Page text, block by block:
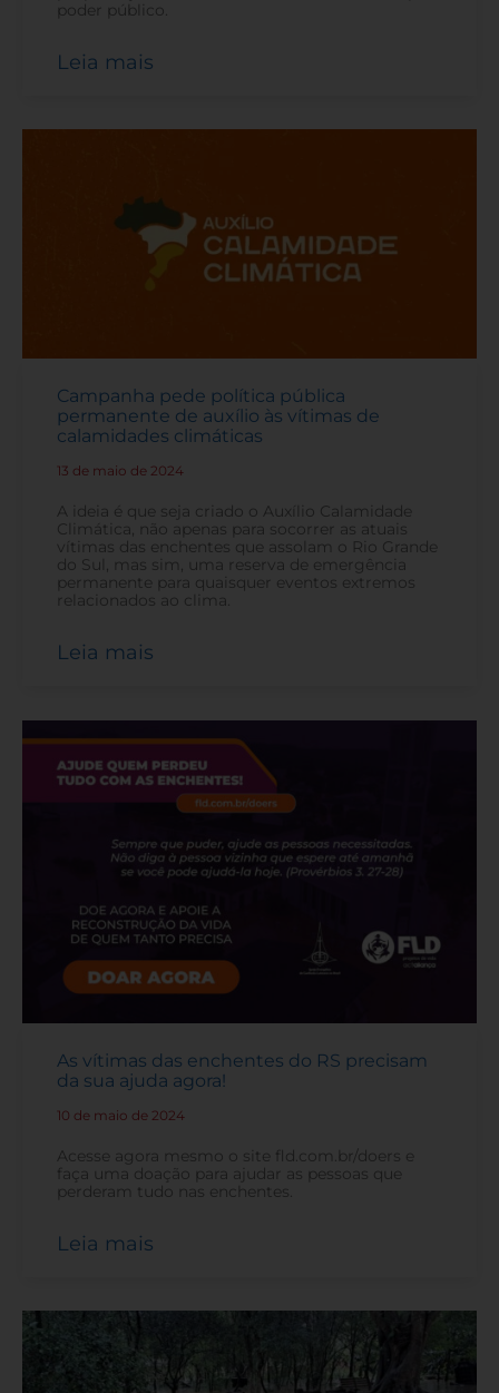
poder público.
Leia mais
Campanha pede política pública
permanente de auxílio às vítimas de
calamidades climáticas
13 de maio de 2024
A ideia é que seja criado o Auxílio Calamidade
Climática, não apenas para socorrer as atuais
vítimas das enchentes que assolam o Rio Grande
do Sul, mas sim, uma reserva de emergência
permanente para quaisquer eventos extremos
relacionados ao clima.
Leia mais
As vítimas das enchentes do RS precisam
da sua ajuda agora!
10 de maio de 2024
Acesse agora mesmo o site fld.com.br/doers e
faça uma doação para ajudar as pessoas que
perderam tudo nas enchentes.
Leia mais